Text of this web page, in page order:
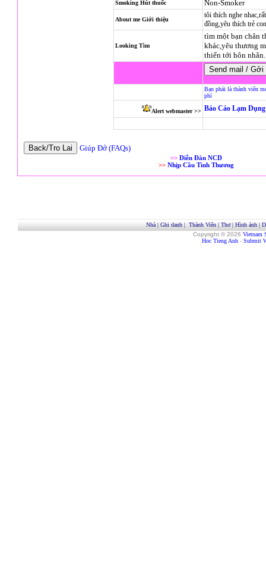
Smoking Hút thuốc Non-Smoker
About me Giới thiệu
tôi thích nghe
đồng,yêu thích trẻ
Looking Tìm
tìm một bạn chân
khác,yêu thương
thiến tới hôn
Bạn phải là thành viên
phí
Alert webmaster >> Báo Cáo Lạm
Giúp Đở (FAQs)
>> Diễn Đàn NCD
>> Nhịp Cầu Tình Thương
Nhà| Ghi danh| Thành Viên| Thơ| Hình ảnh|
Copyright © 2026 Vietnam
Hoc Tieng Anh - Submit